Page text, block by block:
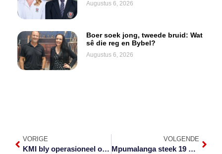
Augustus 6, 2026
Boer soek jong, tweede bruid: Wat
sê die reg en Bybel?
Augustus 6, 2026
VORIGE
KMI bly operasioneel ondanks af instrument-landingstelsel
VOLGENDE
Mpumalanga steek 19 000-kerf verby